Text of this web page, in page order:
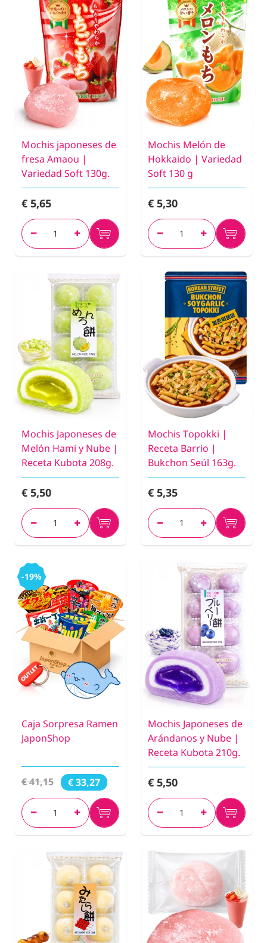
Mochis japoneses de
fresa Amaou |
Variedad Soft 130g.
€ 5,65
Mochis Melón de
Hokkaido | Variedad
Soft 130 g
€ 5,30
Mochis Japoneses de
Melón Hami y Nube |
Receta Kubota 208g.
€ 5,50
Mochis Topokki |
Receta Barrio |
Bukchon Seúl 163g.
€ 5,35
-19%
Caja Sorpresa Ramen
JaponShop
€ 41,15 € 33,27
Mochis Japoneses de
Arándanos y Nube |
Receta Kubota 210g.
€ 5,50